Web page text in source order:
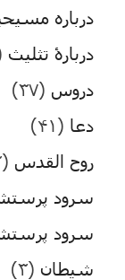
درباره
دربارۀ تثلیث
دروس (۳۷)
دعا (۴۱)
روح القدس (۱۳)
سرود
سرود
شیطان (۳)